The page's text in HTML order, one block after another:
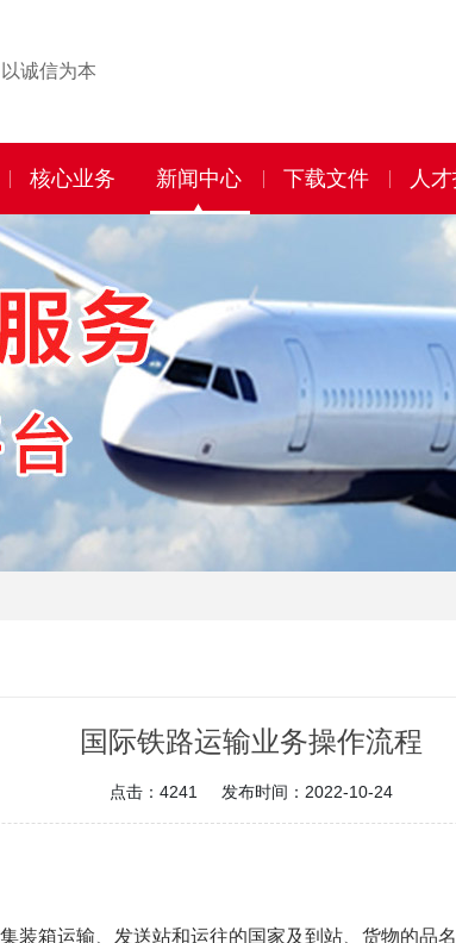
诚信为本
核心业务 新闻中心 下载文件 人
国际铁路运输业务操作流程
点击：4241 发布时间：2022-10-24
装箱运输、发送站和运往的国家及到站、货物的品